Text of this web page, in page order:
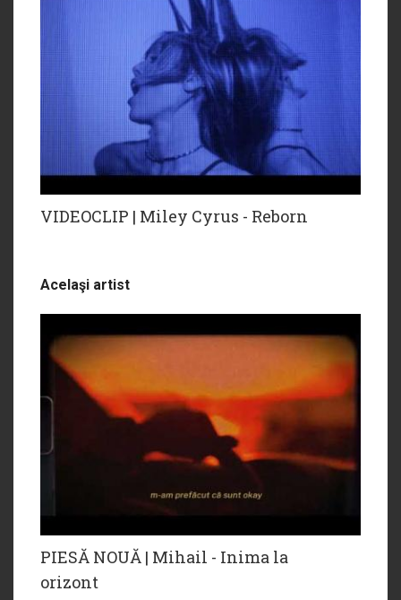
VIDEOCLIP | Miley Cyrus - Reborn
Acelaşi artist
PIESĂ NOUĂ | Mihail - Inima la
orizont